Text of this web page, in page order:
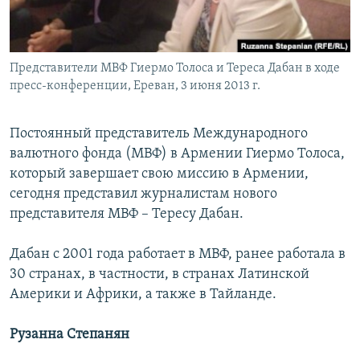
Հայերեն
English
Русский
Все сайты Радио Азатутюн
Представители МВФ Гиермо Толоса и Тереcа Дабан в ходе
пресс-конференции, Ереван, 3 июня 2013 г.
Постоянный представитель Международного
валютного фонда (МВФ) в Армении Гиермо Толоса,
который завершает свою миссию в Армении,
сегодня представил журналистам нового
представителя МВФ – Тересу Дабан.
Дабан с 2001 года работает в МВФ, ранее работала в
30 странах, в частности, в странах Латинской
Америки и Африки, а также в Тайланде.
Рузанна Степанян